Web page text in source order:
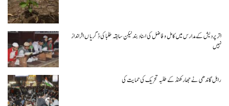
اتر پردیش کےمدارس میں کامل و فاضل کی اسناد بند لیکن سابقہ طلبا کی ڈگریا ں اثرانداز
نہیں
راہل گاندھی نے جھارکھنڈ کے طلبہ تحریک کی حمایت کی